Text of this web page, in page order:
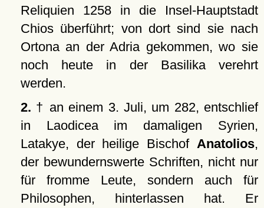
Reliquien 1258 in die Insel-Hauptstadt
Chios überführt; von dort sind sie nach
Ortona an der Adria gekommen, wo sie
noch heute in der Basilika verehrt
werden.
2. † an einem 3. Juli, um 282, entschlief
in Laodicea im damaligen Syrien,
Latakye, der heilige Bischof Anatolios,
der bewundernswerte Schriften, nicht nur
für fromme Leute, sondern auch für
Philosophen, hinterlassen hat. Er